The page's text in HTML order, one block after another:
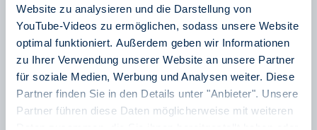
Website zu analysieren und die Darstellung von
YouTube-Videos zu ermöglichen, sodass unsere Website
optimal funktioniert. Außerdem geben wir Informationen
zu Ihrer Verwendung unserer Website an unsere Partner
für soziale Medien, Werbung und Analysen weiter. Diese
Partner finden Sie in den Details unter "Anbieter". Unsere
Partner führen diese Daten möglicherweise mit weiteren
Am Telefon lassen sich viele Fragen schnell und
einfach klären. Unser Serviceteam steht Ihnen
montags bis freitags zwischen 8 und 16 Uhr unter
derTelefonnummer 0621/465-4444zur
Verfügung. Außerhalb der normalen Geschäftszeiten